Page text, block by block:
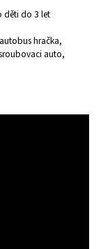
děti do 3 let
hračka,
auto,